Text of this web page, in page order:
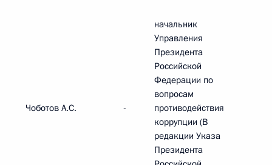
Чоботов А.С. -
начальник
Управления
Президента
Российской
Федерации по
вопросам
противодействия
коррупции (В
редакции Указа
Президента